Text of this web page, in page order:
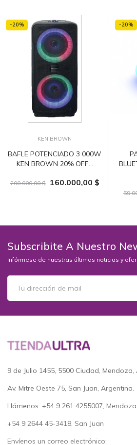
-20%
KEN BROWN
BAFLE POTENCIADO 3 000W
KEN BROWN 20% OFF...
200.000,00 $ 160.000,00 $
-20%
Subscribite A Nuestro
Infórmese de nuestras últimas noticias y
9 de Julio 1455, 5500 Ciudad, Mendoza,
Av. Mitre Oeste 75, San Juan, Argentina.
Llámenos: +54 9 261 4255007, Mendoza
+54 9 2644 45-3418, San Juan
Envíenos un correo electrónico: